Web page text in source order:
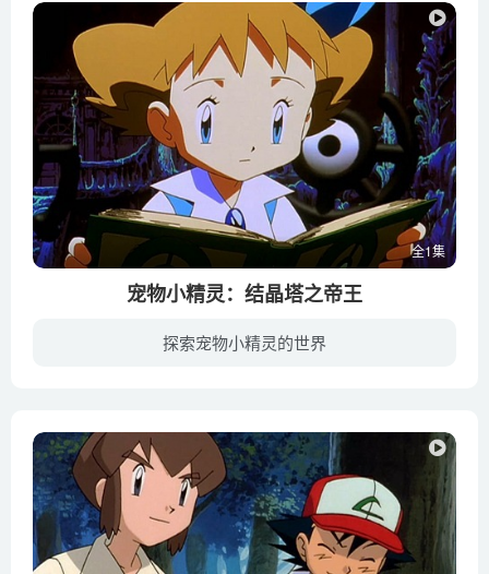
全1集
宠物小精灵：结晶塔之帝王
探索宠物小精灵的世界